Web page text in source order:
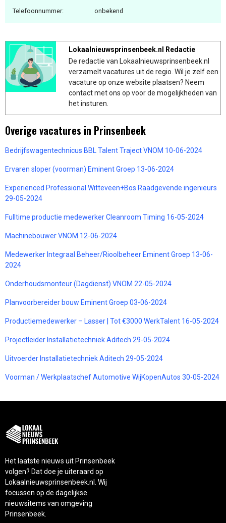
Telefoonnummer: onbekend
Lokaalnieuwsprinsenbeek.nl Redactie
De redactie van Lokaalnieuwsprinsenbeek.nl
verzamelt vacatures uit de regio. Wil je zelf een
vacature op onze website plaatsen? Neem
contact met ons op voor de mogelijkheden van
het insturen.
Overige vacatures in Prinsenbeek
Bedrijfswagentechnicus BBL Talent Traject VNOM 10-06-2024
Ervaren sloper (voorman) Eminent Groep 13-06-2024
Experienced Professional Witteveen+Bos Raadgevende ingenieurs
29-05-2024
Fulltime productie medewerker Cleanroom Timing 16-05-2024
Machinebouwer VNOM 12-06-2024
Medewerker Integraal Beheer/Rioolbeheer Eminent Groep 13-06-
2024
Onderhoudsmonteur (Dagdienst) VNOM 22-05-2024
Planvoorbereider bouw Eminent Groep 03-06-2024
Productiemedewerker – Lasser | Tot €3000 WerkTalent 16-05-2024
Projectleider Installatietechniek Aditech 29-05-2024
Uitvoerder Installatietechniek Aditech 29-05-2024
Voorman / Werkplaatschef Automotive WijKopenAutos 30-05-2024
Het laatste nieuws uit Prinsenbeek
volgen? Dat doe je uiteraard op
Lokaalnieuwsprinsenbeek.nl. Wij
focussen op de dagelijkse
nieuwsitems van omgeving
Prinsenbeek.